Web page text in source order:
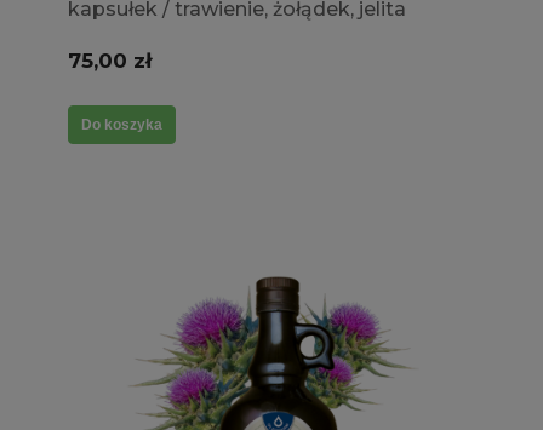
kapsułek / trawienie, żołądek, jelita
75,00 zł
Do koszyka